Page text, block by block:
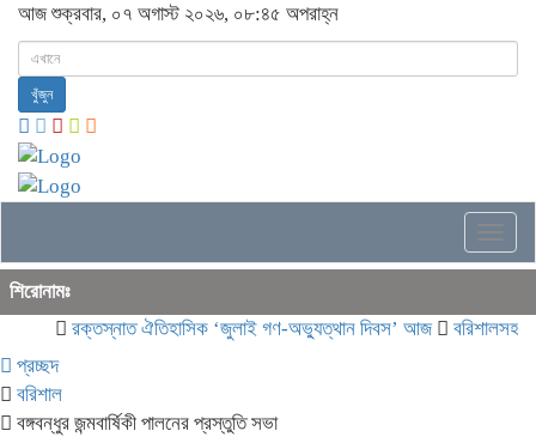
আজ শুক্রবার, ০৭ অগাস্ট ২০২৬, ০৮:৪৫ অপরাহ্ন
খুঁজুন
শিরোনামঃ
রক্তস্নাত ঐতিহাসিক ‌‘জুলাই গণ-অভ্যুত্থান দিবস’ আজ
বরিশালসহ
প্রচ্ছদ
বরিশাল
বঙ্গবন্ধুর জন্মবার্ষিকী পালনের প্রস্তুতি সভা